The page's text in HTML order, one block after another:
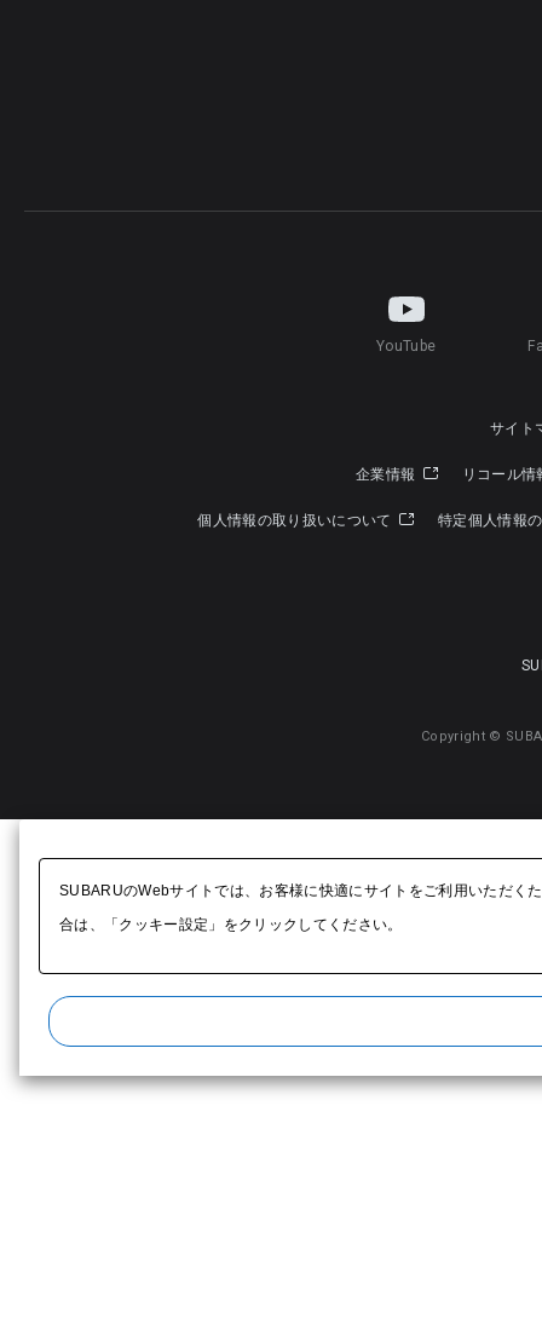
YouTube
サイト
企業情報 リコール
個人情報の取り扱いについて 特定個人情報
Copyright ©
SUBARUのWebサイトでは、お客様に快適にサイトをご利用いただく
合は、「クッキー設定」をクリックしてください。​